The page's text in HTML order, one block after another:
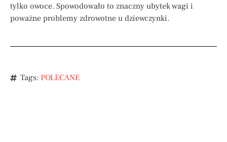
tylko owoce. Spowodowało to znaczny ubytek wagi i
poważne problemy zdrowotne u dziewczynki.
Tags: POLECANE